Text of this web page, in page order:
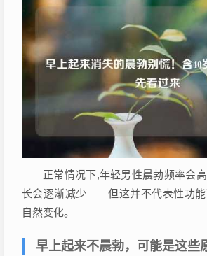
正常情况下,年轻男性晨勃频率会
长会逐渐减少——但这并不代表性功能
自然变化。
早上起来不晨勃，可能是这些